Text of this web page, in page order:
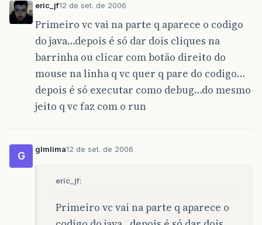
eric_jf12 de set. de 2006
Primeiro vc vai na parte q aparece o codigo
do java…depois é só dar dois cliques na
barrinha ou clicar com botão direito do
mouse na linha q vc quer q pare do codigo…
depois é só executar como debug…do mesmo
jeito q vc faz com o run
G
glmlima12 de set. de 2006
eric_jf:
Primeiro vc vai na parte q aparece o